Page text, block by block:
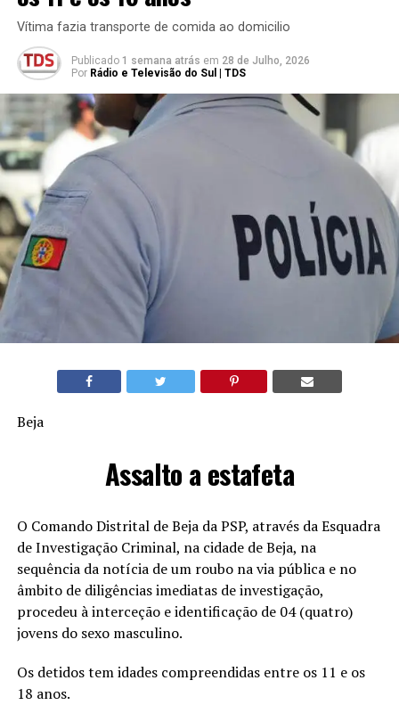
Vítima fazia transporte de comida ao domicilio
Publicado 1 semana atrás em 28 de Julho, 2026
Por Rádio e Televisão do Sul | TDS
Beja
Assalto a estafeta
O Comando Distrital de Beja da PSP, através da Esquadra
de Investigação Criminal, na cidade de Beja, na
sequência da notícia de um roubo na via pública e no
âmbito de diligências imediatas de investigação,
procedeu à interceção e identificação de 04 (quatro)
jovens do sexo masculino.
Os detidos tem idades compreendidas entre os 11 e os
18 anos.